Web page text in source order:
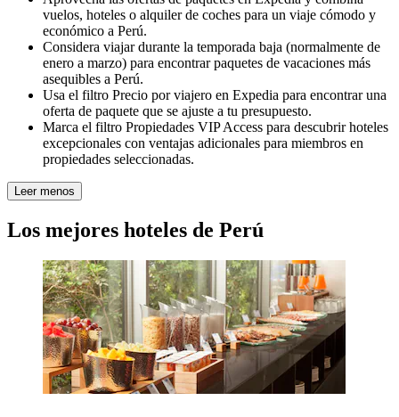
vuelos, hoteles o alquiler de coches para un viaje cómodo y
económico a Perú.
Considera viajar durante la temporada baja (normalmente de
enero a marzo) para encontrar paquetes de vacaciones más
asequibles a Perú.
Usa el filtro Precio por viajero en Expedia para encontrar una
oferta de paquete que se ajuste a tu presupuesto.
Marca el filtro Propiedades VIP Access para descubrir hoteles
excepcionales con ventajas adicionales para miembros en
propiedades seleccionadas.
Leer menos
Los mejores hoteles de Perú